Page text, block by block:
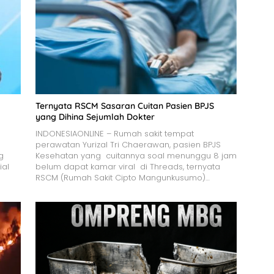
Ternyata RSCM Sasaran Cuitan Pasien BPJS
yang Dihina Sejumlah Dokter
INDONESIAONLINE – Rumah sakit tempat
perawatan Yurizal Tri Chaerawan, pasien BPJS
Kesehatan yang cuitannya soal menunggu 8 jam
belum dapat kamar viral di Threads, ternyata
RSCM (Rumah Sakit Cipto Mangunkusumo)…